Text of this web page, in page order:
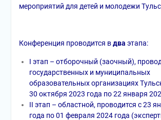
мероприятий для детей и молодежи
Конференция проводится вдва этапа:
I этап – отборочный (заочный),
государственных и муниципальных
образовательных организациях
30 октября 2023 года по 22 января
II этап – областной, проводится с 23
года по 01 февраля 2024 года